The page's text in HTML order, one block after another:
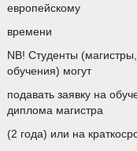
европейскому
времени
NB! Студенты
обучения) могут
подавать заявку на
диплома магистра
(2 года) или на